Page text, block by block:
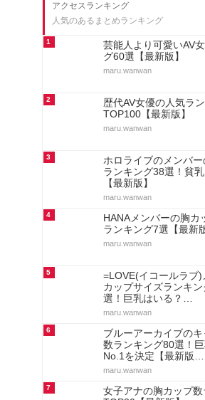
アクセスランキング
人気のあるまとめランキング
1
芸能人より可愛いAV
グ60選【最新版】
maru.wanwan
2
歴代AV女優の人気ラ
TOP100【最新版】
maru.wanwan
3
ホロライブのメンバ
ランキング38選！貧
【最新版】
maru.wanwan
4
HANAメンバーの胸カ
ランキング7選【最新
maru.wanwan
5
=LOVE(イコールラブ)
カップサイズランキ
選！巨乳はいる？…
maru.wanwan
6
ブルーアーカイブの
数ランキング80選！
No.1を決定【最新版…
maru.wanwan
7
女子アナの胸カップ